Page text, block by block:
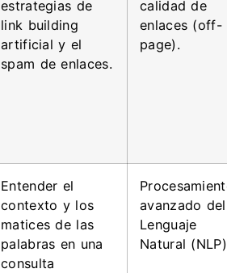
estrategias de
link building
artificial y el
spam de enlaces.
calidad de
enlaces (off-
page).
Entender el
contexto y los
matices de las
palabras en una
consulta
avanzado del
Lenguaje
Natural